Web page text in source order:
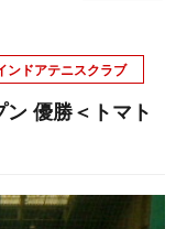
ンドアテニスクラブ
優勝＜トマト